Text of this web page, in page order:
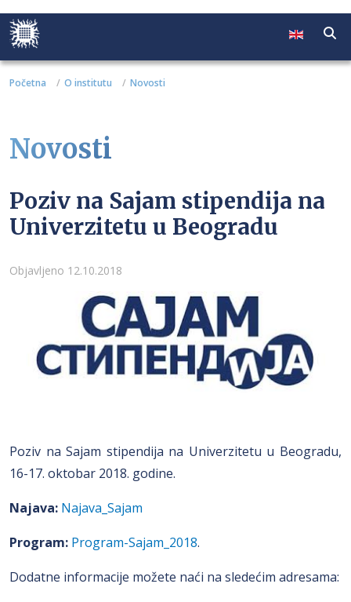
Početna O institutu Novosti
Novosti
Poziv na Sajam stipendija na
Univerzitetu u Beogradu
Detalji
Objavljeno 12.10.2018
Poziv na Sajam stipendija na Univerzitetu u Beogradu,
16-17. oktobar 2018. godine.
Najava: Najava_Sajam
Program: Program-Sajam_2018.
Dodatne informacije možete naći na sledećim adresama: